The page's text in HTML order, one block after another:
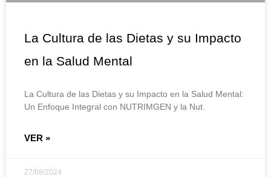
La Cultura de las Dietas y su Impacto
en la Salud Mental
La Cultura de las Dietas y su Impacto en la Salud Mental:
Un Enfoque Integral con NUTRIMGEN y la Nut.
VER »
27/08/2024